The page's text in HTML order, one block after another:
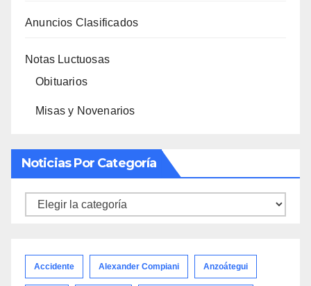
Anuncios Clasificados
Notas Luctuosas
Obituarios
Misas y Novenarios
Noticias Por Categoría
Noticias
Accidente Alexander Compiani Anzoátegui